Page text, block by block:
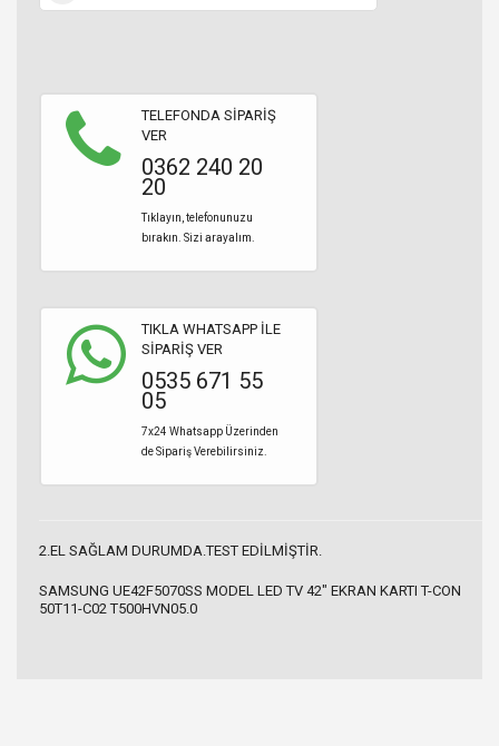
TELEFONDA SİPARİŞ
VER
0362 240 20
20
Tıklayın, telefonunuzu
bırakın. Sizi arayalım.
TIKLA WHATSAPP İLE
SİPARİŞ VER
0535 671 55
05
7x24 Whatsapp Üzerinden
de Sipariş Verebilirsiniz.
2.EL SAĞLAM DURUMDA.TEST EDİLMİŞTİR.
SAMSUNG UE42F5070SS MODEL LED TV 42" EKRAN KARTI T-CON
50T11-C02 T500HVN05.0